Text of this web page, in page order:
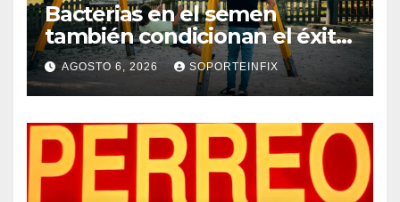
Bacterias en el semen
también condicionan el éxito
del embarazo: estudio
cambia el foco al microbioma
seminal
AGOSTO 6, 2026 SOPORTEINFIX